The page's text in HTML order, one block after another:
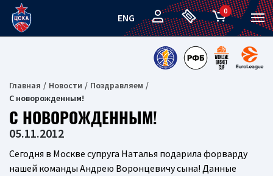
ENG
0
Главная Новости
Поздравляем
С новорожденным!
С НОВОРОЖДЕННЫМ!
05.11.2012
Сегодня в Москве супруга Наталья подарила форварду
нашей команды Андрею Воронцевичу сына! Данные